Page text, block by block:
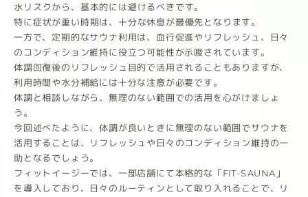
水リスクから、基本的には避けるべきです。
特に症状が重い時期は、十分な休息が最優先となります。
一方で、定期的なサウナ利用は、血行促進やリフレッシュ、日々
のコンディション維持に役立つ可能性が示唆されています。
体調回復後のリフレッシュ目的で活用されることもありますが、
利用時間や水分補給には十分な注意が必要です。
体調と相談しながら、無理のない範囲での活用を心がけましょ
う。
今回述べたように、体調が良いときに無理のない範囲でサウナを
活用することは、リフレッシュや日々のコンディション維持の一
助となるでしょう。
フィットイージーでは、一部店舗にて本格的な「FIT-SAUNA」
を導入しており、日々のルーティンとして取り入れることで、リ